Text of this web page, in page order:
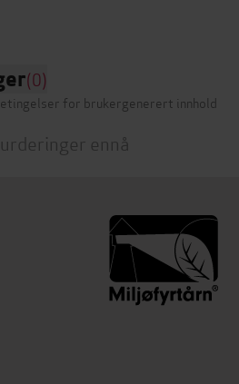
(0)
for brukergenerert innhold
ennå